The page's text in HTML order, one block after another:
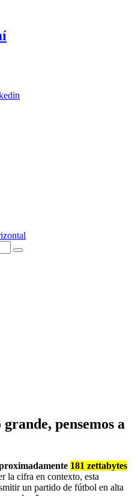
pensemos a
181 zettabytes
la cifra en contexto, esta
un partido de fútbol en alta